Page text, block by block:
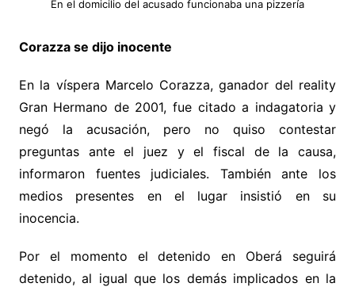
En el domicilio del acusado funcionaba una pizzería
Corazza se dijo inocente
En la víspera Marcelo Corazza, ganador del reality
Gran Hermano de 2001, fue citado a indagatoria y
negó la acusación, pero no quiso contestar
preguntas ante el juez y el fiscal de la causa,
informaron fuentes judiciales. También ante los
medios presentes en el lugar insistió en su
inocencia.
Por el momento el detenido en Oberá seguirá
detenido, al igual que los demás implicados en la